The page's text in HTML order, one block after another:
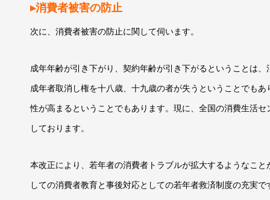
▸消費者被害の防止
次に、消費者被害の防止に関して伺います。
成年年齢が引き下がり、契約年齢が引き下がるということは
成年者取消し権を十八歳、十九歳の者が失うということでも
性が高まるということでもあります。現に、全国の消費生活
しております。
本改正により、若年者の消費者トラブルが拡大するようなこ
しての消費者教育と事後対応としての若年者救済制度の充実で